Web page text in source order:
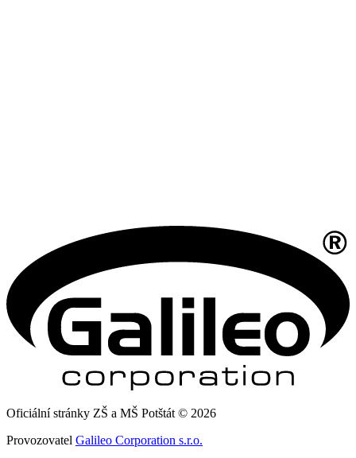
Oficiální stránky ZŠ a MŠ Potštát © 2026
Provozovatel Galileo Corporation s.r.o.